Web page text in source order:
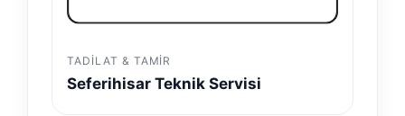
TADILAT & TAMIR
Seferihisar Teknik Servisi